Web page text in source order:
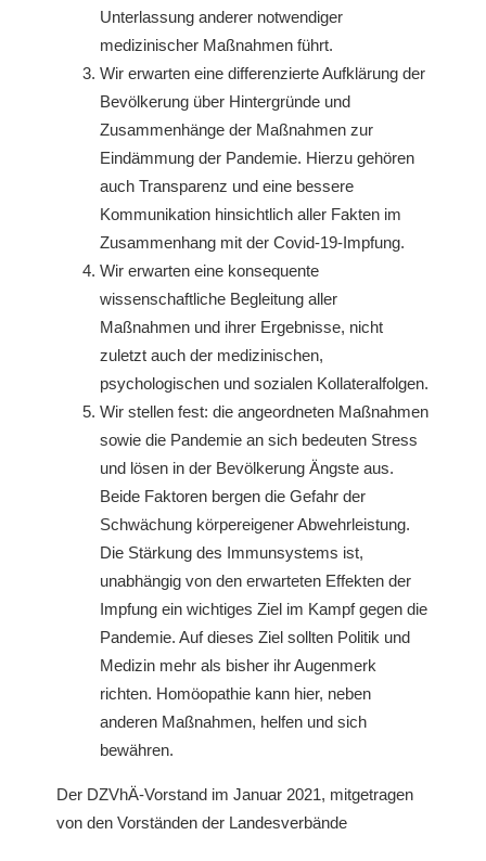
Unterlassung anderer notwendiger
medizinischer Maßnahmen führt.
Wir erwarten eine differenzierte Aufklärung der
Bevölkerung über Hintergründe und
Zusammenhänge der Maßnahmen zur
Eindämmung der Pandemie. Hierzu gehören
auch Transparenz und eine bessere
Kommunikation hinsichtlich aller Fakten im
Zusammenhang mit der Covid-19-Impfung.
Wir erwarten eine konsequente
wissenschaftliche Begleitung aller
Maßnahmen und ihrer Ergebnisse, nicht
zuletzt auch der medizinischen,
psychologischen und sozialen Kollateralfolgen.
Wir stellen fest: die angeordneten Maßnahmen
sowie die Pandemie an sich bedeuten Stress
und lösen in der Bevölkerung Ängste aus.
Beide Faktoren bergen die Gefahr der
Schwächung körpereigener Abwehrleistung.
Die Stärkung des Immunsystems ist,
unabhängig von den erwarteten Effekten der
Impfung ein wichtiges Ziel im Kampf gegen die
Pandemie. Auf dieses Ziel sollten Politik und
Medizin mehr als bisher ihr Augenmerk
richten. Homöopathie kann hier, neben
anderen Maßnahmen, helfen und sich
bewähren.
Der DZVhÄ-Vorstand im Januar 2021, mitgetragen
von den Vorständen der Landesverbände